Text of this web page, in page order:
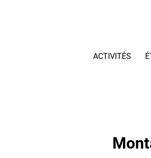
ACTIVITÉS